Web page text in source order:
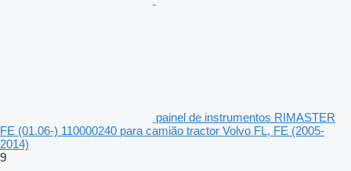
painel de instrumentos RIMASTER
FE (01.06-) 110000240 para camião tractor Volvo FL, FE (2005-
2014)
9